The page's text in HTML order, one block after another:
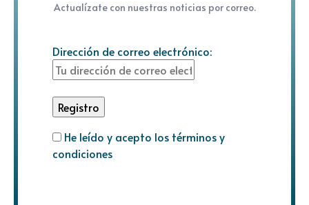
Actualízate con nuestras noticias por correo.
Dirección de correo electrónico:
He leído y acepto los términos y
condiciones